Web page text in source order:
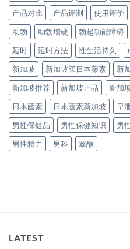
产品对比
产品评测 使用评价
助勃
助勃增硬 勃起功能障碍
延时
延时方法 性生活持久
新加坡
新加坡买日本藤素 新
新加坡推荐
新加坡正品 新加
日本藤素
日本藤素新加坡 早
男性保健品
男性保健知识 男
男性精力
男科 睾酮
LATEST